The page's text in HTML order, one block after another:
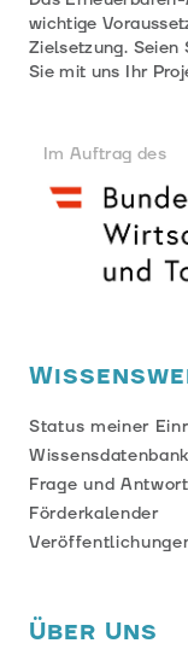
Über Uns
wichtige
Zielsetzung. Seien
Sie mit uns Ihr
Im Auftrag des
Status meiner
Wissensdatenbank
Frage und Antwort
Förderkalender